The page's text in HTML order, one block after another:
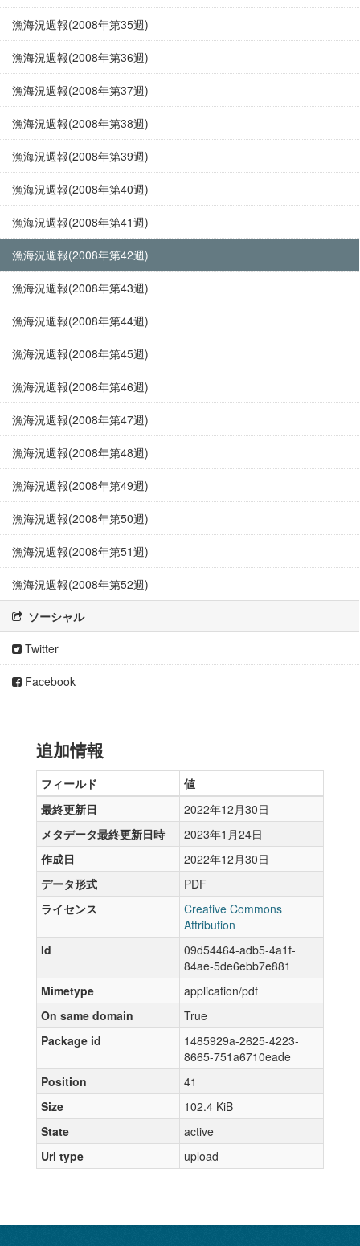
漁海況週報(2008年第35週)
漁海況週報(2008年第36週)
漁海況週報(2008年第37週)
漁海況週報(2008年第38週)
漁海況週報(2008年第39週)
漁海況週報(2008年第40週)
漁海況週報(2008年第41週)
漁海況週報(2008年第42週)
漁海況週報(2008年第43週)
漁海況週報(2008年第44週)
漁海況週報(2008年第45週)
漁海況週報(2008年第46週)
漁海況週報(2008年第47週)
漁海況週報(2008年第48週)
漁海況週報(2008年第49週)
漁海況週報(2008年第50週)
漁海況週報(2008年第51週)
漁海況週報(2008年第52週)
ソーシャル
Twitter
Facebook
追加情報
フィールド
値
最終更新日
2022年12月30日
メタデータ最終更新日時
2023年1月24日
作成日
2022年12月30日
データ形式
PDF
ライセンス
Creative Commons
Attribution
Id
09d54464-adb5-4a1f-
84ae-5de6ebb7e881
Mimetype
application/pdf
On same domain
True
Package id
1485929a-2625-4223-
8665-751a6710eade
Position
41
Size
102.4 KiB
State
active
Url type
upload